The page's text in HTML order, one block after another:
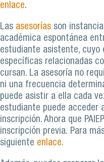
enlace.
Las asesorías son
académica espontánea
estudiante asistente, cuyo
específicas relacionadas
cursan. La asesoría no
ni una frecuencia
puede asistir a ella cada
estudiante puede acceder
inscripción. Ahora que
inscripción previa. Para
siguiente enlace.